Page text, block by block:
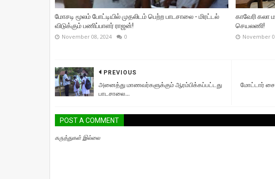
மோசடி மூலம் போட்டியில் முதலிடம் பெற்ற பாடசாலை - மிரட்டல்
விடுக்கும் பணிப்பாளர் ராஜன்!
November 08, 2024 0
காவேரி
செயலணி!
November
மோட்டார்
PREVIOUS
அனைத்து மாணவர்களுக்கும் ஆரம்பிக்கப்பட்டது
பாடசாலை...
POST A COMMENT
கருத்துகள் இல்லை